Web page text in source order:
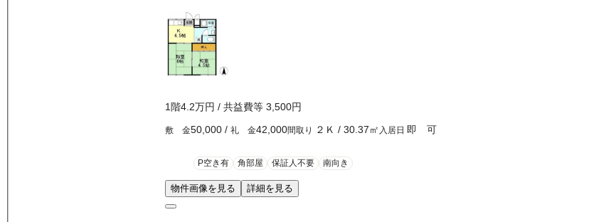
1 階4.2万円 / 共益費等 3,500円
敷 金50,000 / 礼 金42,000間取り ２Ｋ / 30.37㎡ 入居日 即 可
P空き有 角部屋 保証人不要 南向き
物件画像を見る 詳細を見る